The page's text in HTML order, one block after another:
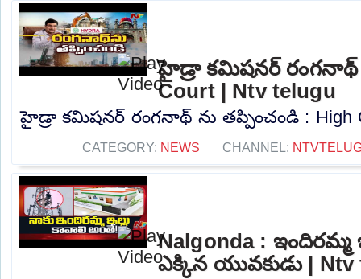
హైడ్రా కమిషనర్ రంగనాథ్
Court | Ntv telugu
హైడ్రా కమిషనర్ రంగనాథ్ ను తప్పించండి : High
CATEGORY: NEWS CHANNEL:
Nalgonda : ఇందిరమ్మ
ఎక్కిన యువకుడు | Ntv